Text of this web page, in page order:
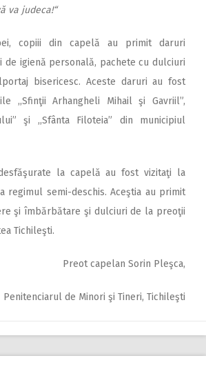
va judeca!“
copiii din capelă au primit daruri
de igienă personală, pachete cu dulciuri
bisericesc. Aceste daruri au fost
,,Sfinţii Arhangheli Mihail şi Gavriil”,
şi ,,Sfânta Filoteia” din municipiul
la capelă au fost vizitaţi la
regimul semi-deschis. Aceştia au primit
şi îmbărbătare şi dulciuri de la preoţii
Tichileşti.
Preot capelan Sorin Pleşca,
Penitenciarul de Minori şi Tineri, Tichileşti